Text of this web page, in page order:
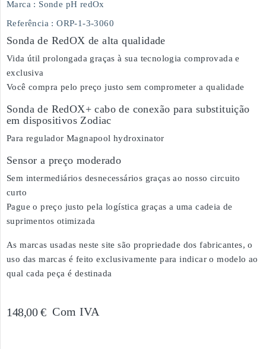
Marca : Sonde pH redOx
Referência : ORP-1-3-3060
Sonda de RedOX de alta qualidade
Vida útil prolongada graças à sua tecnologia comprovada e
exclusiva
Você compra pelo preço justo sem comprometer a qualidade
Sonda de RedOX+ cabo de conexão para substituição
em dispositivos Zodiac
Para regulador Magnapool hydroxinator
Sensor a preço moderado
Sem intermediários desnecessários graças ao nosso circuito
curto
Pague o preço justo pela logística graças a uma cadeia de
suprimentos otimizada
As marcas usadas neste site são propriedade dos fabricantes, o
uso das marcas é feito exclusivamente para indicar o modelo ao
qual cada peça é destinada
148,00 € Com IVA